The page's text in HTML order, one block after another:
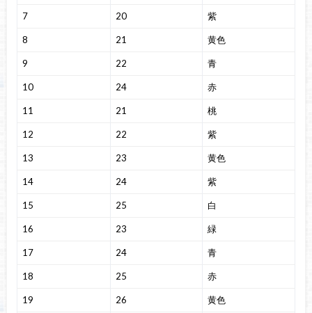
7 20 紫
8 21 黄色
9 22 青
10 24 赤
11 21 桃
12 22 紫
13 23 黄色
14 24 紫
15 25 白
16 23 緑
17 24 青
18 25 赤
19 26 黄色